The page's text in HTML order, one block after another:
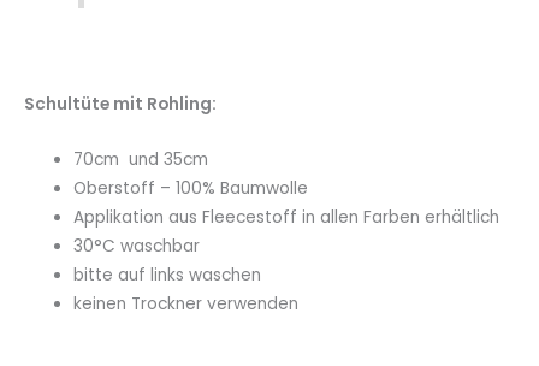
Schultüte mit Rohling:
70cm und 35cm
Oberstoff – 100% Baumwolle
Applikation aus Fleecestoff in allen Farben erhältlich
30°C waschbar
bitte auf links waschen
keinen Trockner verwenden